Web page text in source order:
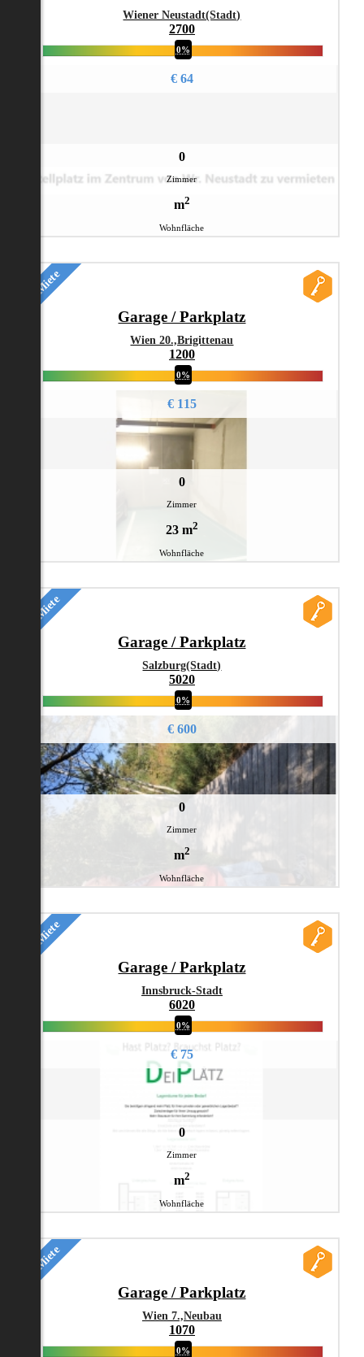
Wiener Neustadt(Stadt)
2700
0%
€ 64
0
Zimmer
m2
Wohnfläche
Garage / Parkplatz
Wien 20.,Brigittenau
1200
0%
Miete
€ 115
0
Zimmer
23 m2
Wohnfläche
Garage / Parkplatz
Salzburg(Stadt)
5020
0%
Miete
€ 600
0
Zimmer
m2
Wohnfläche
Garage / Parkplatz
Innsbruck-Stadt
6020
0%
Miete
€ 75
0
Zimmer
m2
Wohnfläche
Garage / Parkplatz
Wien 7.,Neubau
1070
0%
Miete